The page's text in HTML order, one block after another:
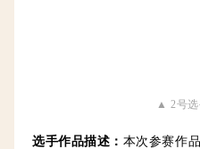
▲ 2号选
选手作品描述 ： 本次参赛作